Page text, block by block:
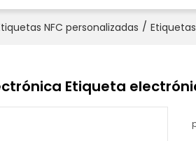
NFC personalizadas / Etiquetas
Etiqueta